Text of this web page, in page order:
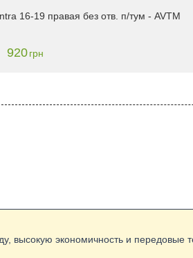
16-19 правая без отв. п/тум - AVTM
920 грн
высокую экономичность и передовые